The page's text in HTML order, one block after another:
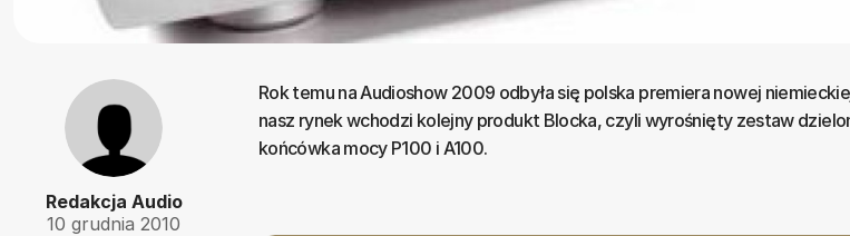
Redakcja Audio
10 grudnia 2010
Rok temu na Audioshow 2009 odbyła się polska premiera nowej
nasz rynek wchodzi kolejny produkt Blocka, czyli wyrośnięty zestaw
końcówka mocy P100 i A100.